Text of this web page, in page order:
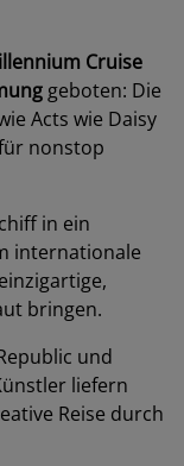
Cruise
geboten: Die
Acts wie Daisy
nonstop
in ein
internationale
bringen.
und
liefern
Reise durch